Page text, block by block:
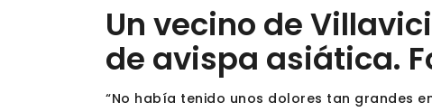
Un vecino de
de avispa asiática.
“No había tenido unos dolores tan grandes